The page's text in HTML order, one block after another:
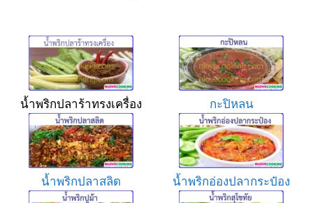
น้ำพริกปลาร้าทรงเครื่อง กะปิหลน
น้ำพริกปลาสลิด น้ำพริกอ่องปลากระป๋อง